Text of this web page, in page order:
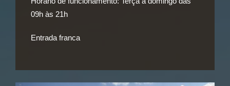
09h às 21h
Entrada franca